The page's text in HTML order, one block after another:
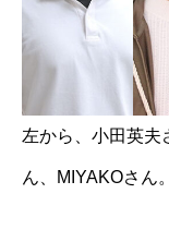
左から、小田英夫
ん、MIYAKOさん。